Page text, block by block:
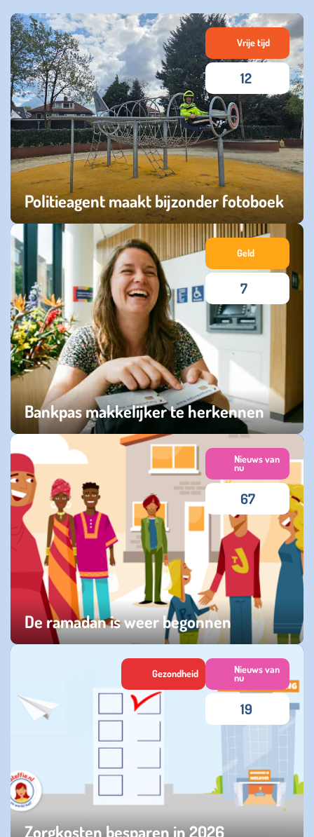
Politieagent maakt bijzonder fotoboek
donderdag 30 juli 2026
Vrije tijd
12
Bankpas makkelijker te herkennen
woensdag 15 juli 2026
Geld
7
De ramadan is weer begonnen
maandag 16 februari 2026
Nieuws van
nu
67
Zorgkosten besparen in 2026
Gezondheid Nieuws van
nu
19